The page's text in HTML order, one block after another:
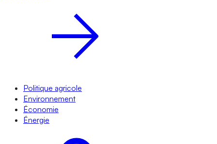
Politique agricole
Environnement
Économie
Énergie